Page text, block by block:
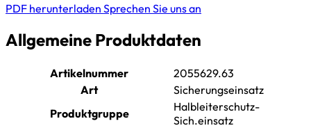
PDF herunterladen Sprechen Sie uns an
Allgemeine Produktdaten
Artikelnummer
2055629.63
Art
Sicherungseinsatz
Produktgruppe
Halbleiterschutz-
Sich.einsatz